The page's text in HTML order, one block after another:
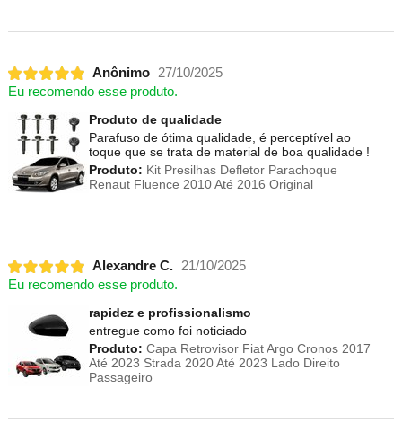
Anônimo
27/10/2025
Eu recomendo esse produto.
Produto de qualidade
Parafuso de ótima qualidade, é perceptível ao
toque que se trata de material de boa qualidade !
Produto: Kit Presilhas Defletor Parachoque
Renaut Fluence 2010 Até 2016 Original
Alexandre C.
21/10/2025
Eu recomendo esse produto.
rapidez e profissionalismo
entregue como foi noticiado
Produto: Capa Retrovisor Fiat Argo Cronos 2017
Até 2023 Strada 2020 Até 2023 Lado Direito
Passageiro